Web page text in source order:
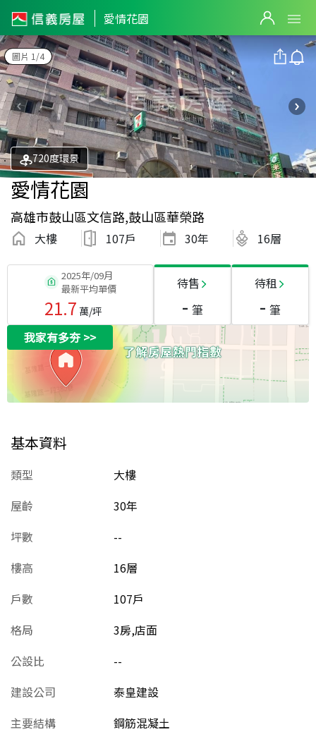
愛情花園
圖片 1/4
720度環景
愛情花園
高雄市鼓山區文信路,鼓山區華榮路
大樓 107戶 30年 16層
2025年/09月
最新平均單價
21.7 萬/坪
待售
- 筆
待租
- 筆
我家有多夯>>
基本資料
類型
大樓
屋齡
30年
坪數
--
樓高
16層
戶數
107戶
格局
3房,店面
公設比
--
建設公司
泰皇建設
主要結構
鋼筋混凝土